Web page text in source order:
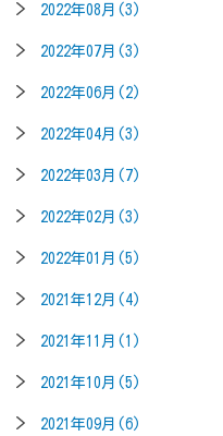
2022年08月(3)
2022年07月(3)
2022年06月(2)
2022年04月(3)
2022年03月(7)
2022年02月(3)
2022年01月(5)
2021年12月(4)
2021年11月(1)
2021年10月(5)
2021年09月(6)